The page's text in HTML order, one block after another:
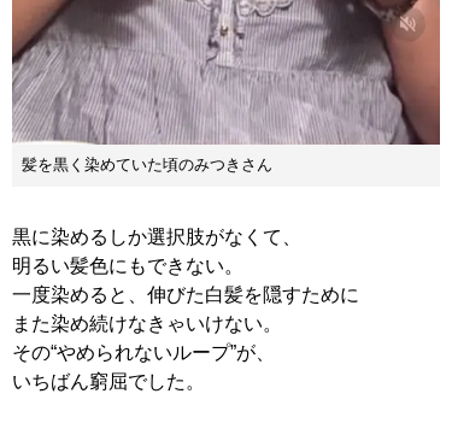
髪を黒く染めていた頃のみつきさん
黒に染めるしか選択肢がなくて、
明るい髪色にもできない。
一度染めると、伸びた白髪を隠すために
また染め続けなきゃいけない。
その“やめられないループ”が、
いちばん窮屈でした。